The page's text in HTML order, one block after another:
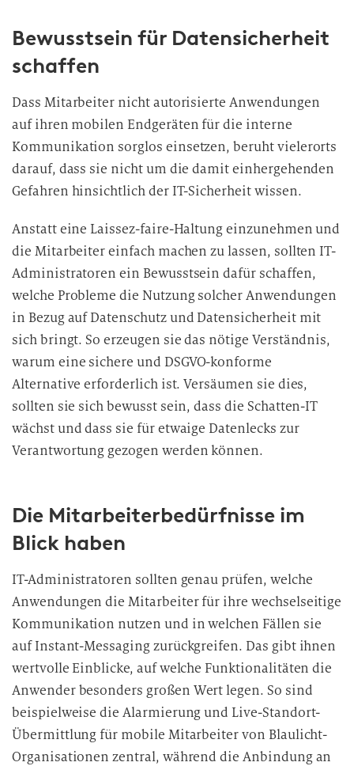
Bewusstsein für Datensicherheit
schaffen
Dass Mitarbeiter nicht autorisierte Anwendungen
auf ihren mobilen Endgeräten für die interne
Kommunikation sorglos einsetzen, beruht vielerorts
darauf, dass sie nicht um die damit einhergehenden
Gefahren hinsichtlich der IT-Sicherheit wissen.
Anstatt eine Laissez-faire-Haltung einzunehmen und
die Mitarbeiter einfach machen zu lassen, sollten IT-
Administratoren ein Bewusstsein dafür schaffen,
welche Probleme die Nutzung solcher Anwendungen
in Bezug auf Datenschutz und Datensicherheit mit
sich bringt. So erzeugen sie das nötige Verständnis,
warum eine sichere und DSGVO-konforme
Alternative erforderlich ist. Versäumen sie dies,
sollten sie sich bewusst sein, dass die Schatten-IT
wächst und dass sie für etwaige Datenlecks zur
Verantwortung gezogen werden können.
Die Mitarbeiterbedürfnisse im
Blick haben
IT-Administratoren sollten genau prüfen, welche
Anwendungen die Mitarbeiter für ihre wechselseitige
Kommunikation nutzen und in welchen Fällen sie
auf Instant-Messaging zurückgreifen. Das gibt ihnen
wertvolle Einblicke, auf welche Funktionalitäten die
Anwender besonders großen Wert legen. So sind
beispielweise die Alarmierung und Live-Standort-
Übermittlung für mobile Mitarbeiter von Blaulicht-
Organisationen zentral, während die Anbindung an